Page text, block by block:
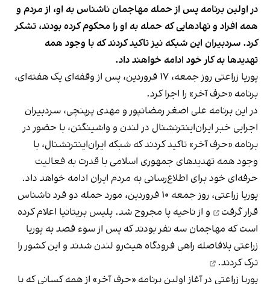
در اولین برنامه پس از حمله مهاجمان ناشناس به او، از مردم و
همه افراد و نهادهایی که حمله به او را محکوم کرده بودند، تشکر
کرد. سردبیران این شبکه نیز تاکید کردند که با وجود همه
تهدیدها به کار خود ادامه خواهند داد.
پوریا زراعتی روز جمعه، ۱۷ فروردین، پس از وقفه‌ای یک هفته‌ای،
برنامه «حرف آخر» را اجرا کرد.
در این برنامه علی اصغر رمضانپور و مهدی پرپنچی، سردبیران
اجرایی خبر ایران‌اینترنشنال در لندن و واشینگتن، با حضور در
برنامه «حرف آخر» تاکید کردند که شبکه ایران‌اینترنشنال، با
وجود همه تهدیدهای جمهوری اسلامی با قدرت به فعالیت
حرفه‌ای خود برای اطلاع‌رسانی به مردم ایران ادامه خواهد داد.
پوریا زراعتی، روز جمعه ۱۰ فروردین،
مورد حمله دو فرد ناشناس
قرار گرفت
و از ناحیه پا مجروح شد. پلیس بریتانیا اعلام کرده
است که مهاجمان سه نفر بودند که پس از سوء قصد به پوریا
زراعتی بلافاصله راهی فرودگاه هیث‌رو لندن شدند و این کشور را
ترک کردند.
پوریا زراعتی در آغاز اولین برنامه «حرف آخر» از همه کسانی که با